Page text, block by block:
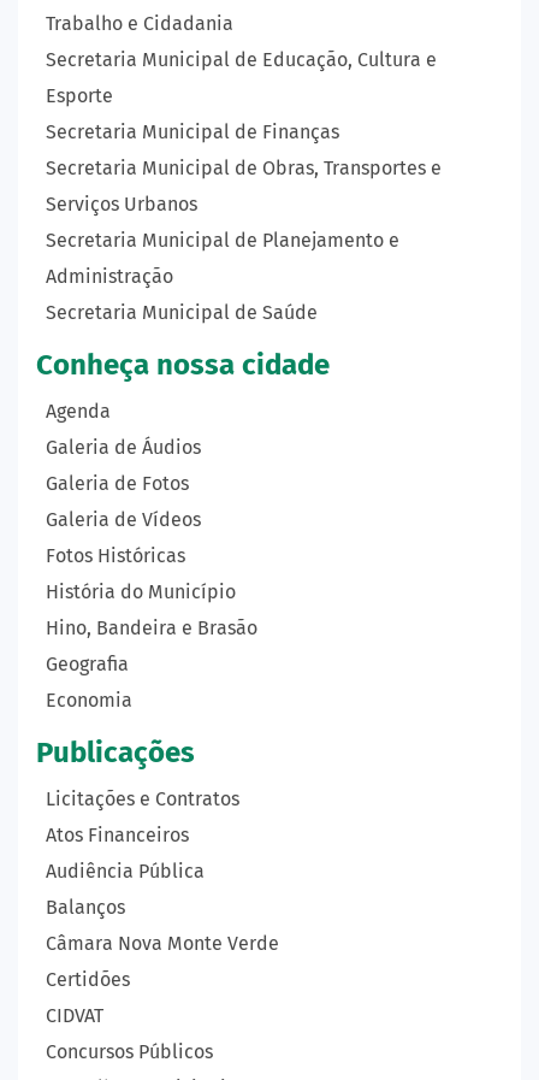
Trabalho e Cidadania
Secretaria Municipal de Educação, Cultura e
Esporte
Secretaria Municipal de Finanças
Secretaria Municipal de Obras, Transportes e
Serviços Urbanos
Secretaria Municipal de Planejamento e
Administração
Secretaria Municipal de Saúde
Conheça nossa cidade
Agenda
Galeria de Áudios
Galeria de Fotos
Galeria de Vídeos
Fotos Históricas
História do Município
Hino, Bandeira e Brasão
Geografia
Economia
Publicações
Licitações e Contratos
Atos Financeiros
Audiência Pública
Balanços
Câmara Nova Monte Verde
Certidões
CIDVAT
Concursos Públicos